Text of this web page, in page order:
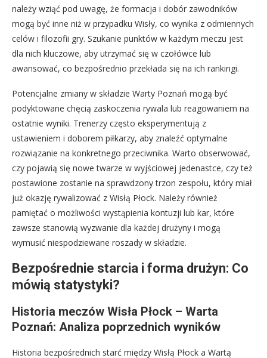
należy wziąć pod uwagę, że formacja i dobór zawodników
mogą być inne niż w przypadku Wisły, co wynika z odmiennych
celów i filozofii gry. Szukanie punktów w każdym meczu jest
dla nich kluczowe, aby utrzymać się w czołówce lub
awansować, co bezpośrednio przekłada się na ich rankingi.
Potencjalne zmiany w składzie Warty Poznań mogą być
podyktowane chęcią zaskoczenia rywala lub reagowaniem na
ostatnie wyniki. Trenerzy często eksperymentują z
ustawieniem i doborem piłkarzy, aby znaleźć optymalne
rozwiązanie na konkretnego przeciwnika. Warto obserwować,
czy pojawią się nowe twarze w wyjściowej jedenastce, czy też
postawione zostanie na sprawdzony trzon zespołu, który miał
już okazję rywalizować z Wisłą Płock. Należy również
pamiętać o możliwości wystąpienia kontuzji lub kar, które
zawsze stanowią wyzwanie dla każdej drużyny i mogą
wymusić niespodziewane roszady w składzie.
Bezpośrednie starcia i forma drużyn: Co
mówią statystyki?
Historia meczów Wisła Płock – Warta
Poznań: Analiza poprzednich wyników
Historia bezpośrednich starć między Wisłą Płock a Wartą